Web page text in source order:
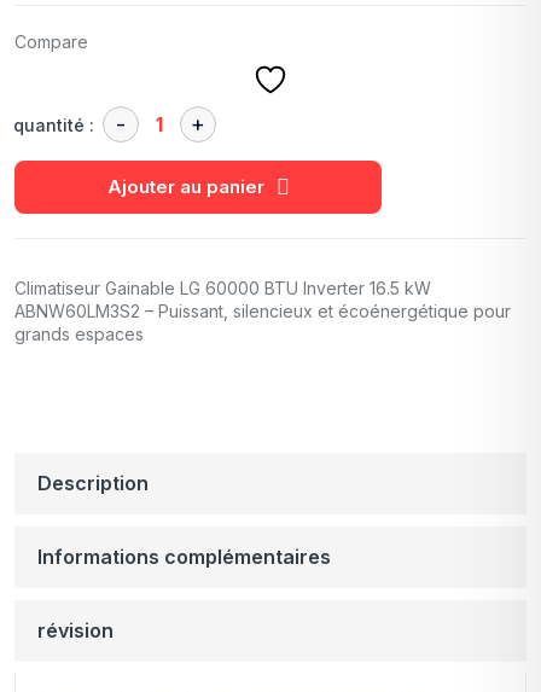
Compare
quantité :
Ajouter au panier
Climatiseur Gainable LG 60000 BTU Inverter 16.5 kW
ABNW60LM3S2 – Puissant, silencieux et écoénergétique pour
grands espaces
Description
Informations complémentaires
révision